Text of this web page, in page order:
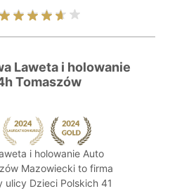
Laweta i holowanie
Tomaszów
i holowanie Auto
Mazowiecki to firma
ulicy Dzieci Polskich 41